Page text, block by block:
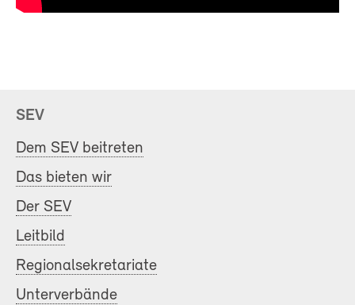
SEV
Dem SEV beitreten
Das bieten wir
Der SEV
Leitbild
Regionalsekretariate
Unterverbände